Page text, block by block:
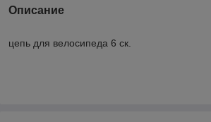
Описание
цепь для велосипеда 6 ск.